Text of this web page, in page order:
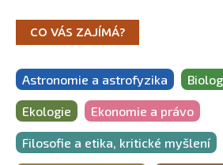
CO VÁS ZAJÍMÁ?
Astronomie a astrofyzika
Ekologie Ekonomie a právo
Filosofie a etika, kritické myšlení